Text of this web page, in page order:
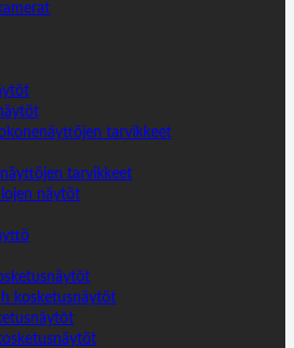
tarvikkeet
tarvikkeet
näytöt
kosketusnäytöt